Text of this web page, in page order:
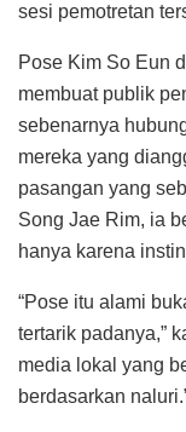
sesi pemotretan
Pose Kim So Eun
membuat publik
sebenarnya
mereka yang
pasangan yang
Song Jae Rim, ia
hanya karena
“Pose itu alami
tertarik padanya,”
media lokal yang
berdasarkan